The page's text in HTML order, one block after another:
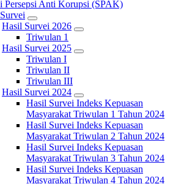
Persepsi Anti Korupsi (SPAK)
Hasil Survei 2026
Triwulan 1
Hasil Survei 2025
Triwulan I
Triwulan II
Triwulan III
Hasil Survei 2024
Hasil Survei Indeks Kepuasan
Masyarakat Triwulan 1 Tahun 2024
Hasil Survei Indeks Kepuasan
Masyarakat Triwulan 2 Tahun 2024
Hasil Survei Indeks Kepuasan
Masyarakat Triwulan 3 Tahun 2024
Hasil Survei Indeks Kepuasan
Masyarakat Triwulan 4 Tahun 2024